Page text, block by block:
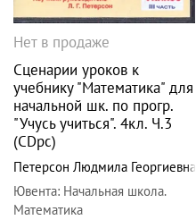
Нет в продаже
Сценарии уроков к
учебнику "Математика" для
начальной шк. по прогр.
"Учусь учиться". 4кл. Ч.3
(CDpc)
Петерсон Людмила Георгиевна
Ювента: Начальная школа.
Математика